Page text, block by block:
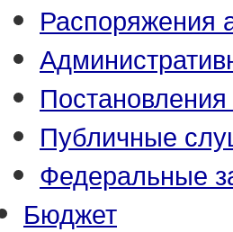
Распоряжения
Публичные
Федеральные
Бюджет